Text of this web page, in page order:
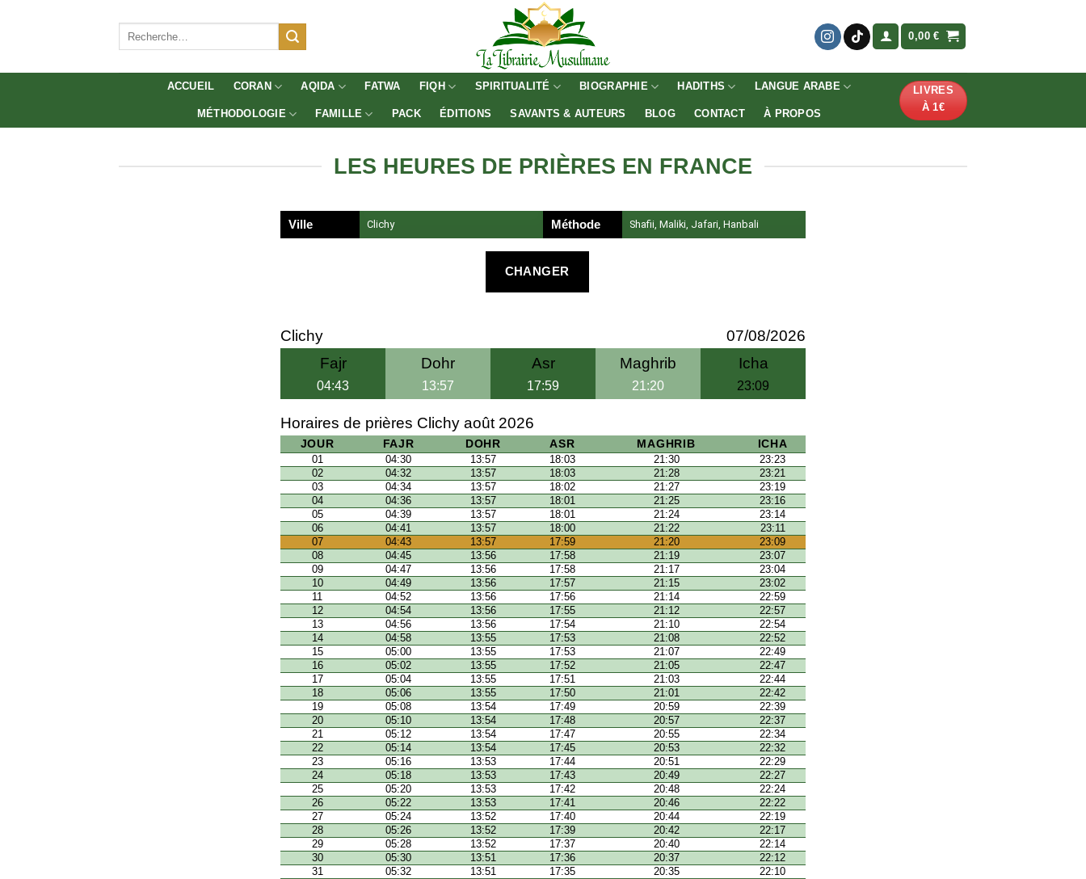
0,00€
ACCUEIL CORAN AQIDA FATWA FIQH SPIRITUALITÉ BIOGRAPHIE HADITHS LANGUE ARABE
MÉTHODOLOGIE FAMILLE PACK ÉDITIONS SAVANTS & AUTEURS BLOG CONTACT À PROPOS
LIVRES
À 1€
LES HEURES DE PRIÈRES EN FRANCE
Ville Clichy Méthode Shafii, Maliki, Jafari, Hanbali
CHANGER
Clichy
07/08/2026
Fajr
04:43
Dohr
13:57
Asr
17:59
Maghrib
21:20
Icha
23:09
Horaires de prières Clichy août 2026
JOUR FAJR DOHR ASR MAGHRIB ICHA
01 04:30 13:57 18:03 21:30
23:23
02
04:32 13:57 18:03 21:28
23:21
03
04:34 13:57 18:02 21:27
23:19
04
04:36 13:57 18:01 21:25
23:16
05
04:39 13:57 18:01 21:24
23:14
06
04:41 13:57 18:00 21:22
23:11
07
04:43 13:57 17:59 21:20
23:09
08
04:45 13:56 17:58 21:19
23:07
09
04:47 13:56 17:58 21:17
23:04
10
04:49 13:56 17:57 21:15
23:02
11
04:52 13:56 17:56 21:14
22:59
12
04:54 13:56 17:55 21:12
22:57
13
04:56 13:56 17:54 21:10
22:54
14
04:58 13:55 17:53 21:08
22:52
15
05:00 13:55 17:53 21:07
22:49
16
05:02 13:55 17:52 21:05
22:47
17
05:04 13:55 17:51 21:03
22:44
18
05:06 13:55 17:50 21:01
22:42
19
05:08 13:54 17:49 20:59
22:39
20
05:10 13:54 17:48 20:57
22:37
21
05:12 13:54 17:47 20:55
22:34
22
05:14 13:54 17:45 20:53
22:32
23
05:16 13:53 17:44 20:51
22:29
24
05:18 13:53 17:43 20:49
22:27
25
05:20 13:53 17:42 20:48
22:24
26
05:22 13:53 17:41 20:46
22:22
27
05:24 13:52 17:40 20:44
22:19
28
05:26 13:52 17:39 20:42
22:17
29
05:28 13:52 17:37 20:40
22:14
30
05:30 13:51 17:36 20:37
22:12
31
05:32 13:51 17:35 20:35 22:10